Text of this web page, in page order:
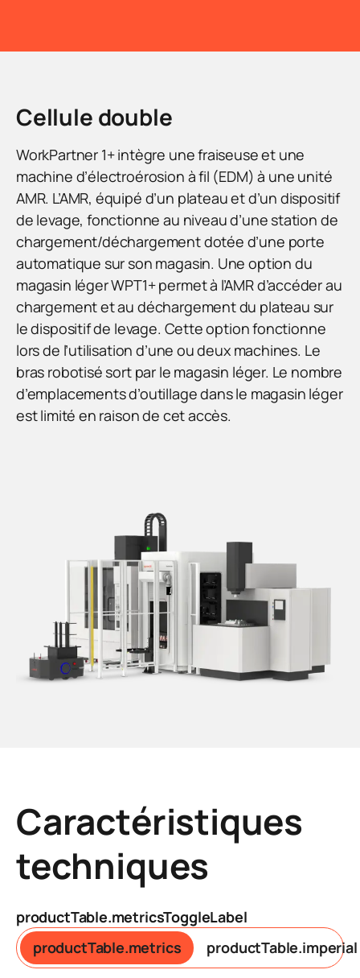
Cellule double
WorkPartner 1+ intègre une fraiseuse et une
machine d’électroérosion à fil (EDM) à une unité
AMR. L’AMR, équipé d’un plateau et d’un dispositif
de levage, fonctionne au niveau d’une station de
chargement/déchargement dotée d’une porte
automatique sur son magasin. Une option du
magasin léger WPT1+ permet à l’AMR d’accéder au
chargement et au déchargement du plateau sur
le dispositif de levage. Cette option fonctionne
lors de l’utilisation d’une ou deux machines. Le
bras robotisé sort par le magasin léger. Le nombre
d’emplacements d’outillage dans le magasin léger
est limité en raison de cet accès.
Caractéristiques
techniques
productTable.metricsToggleLabel
productTable.metrics
productTable.imperial